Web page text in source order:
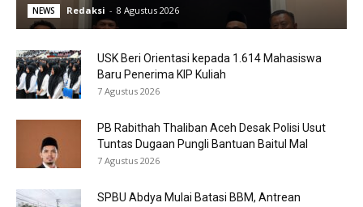
NEWS Redaksi - 8 Agustus 2026
USK Beri Orientasi kepada 1.614 Mahasiswa
Baru Penerima KIP Kuliah
7 Agustus 2026
PB Rabithah Thaliban Aceh Desak Polisi Usut
Tuntas Dugaan Pungli Bantuan Baitul Mal
7 Agustus 2026
SPBU Abdya Mulai Batasi BBM, Antrean